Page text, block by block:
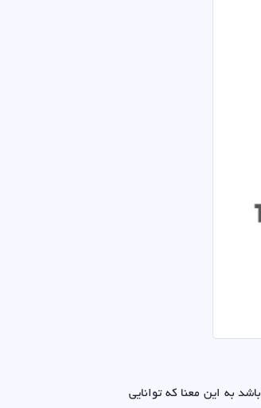
به این معنا که توانایی